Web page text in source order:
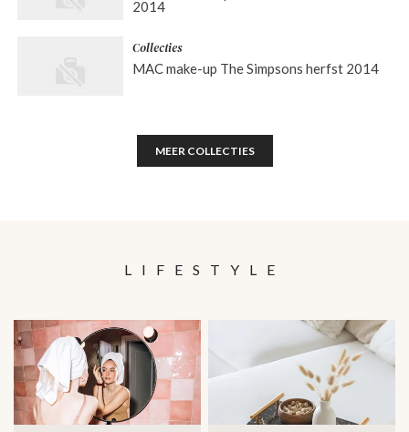
2014
Collecties
MAC make-up The Simpsons herfst 2014
MEER COLLECTIES
LIFESTYLE